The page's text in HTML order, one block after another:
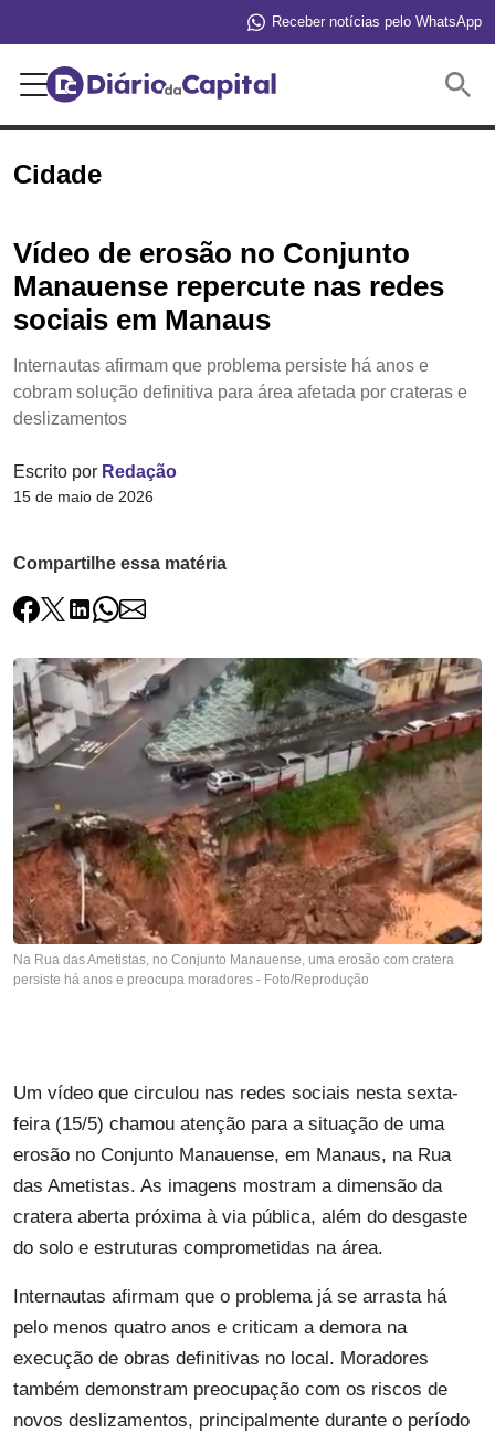
Receber notícias pelo WhatsApp
Cidade
Vídeo de erosão no Conjunto
Manauense repercute nas redes
sociais em Manaus
Internautas afirmam que problema persiste há anos e
cobram solução definitiva para área afetada por crateras e
deslizamentos
Escrito por Redação
15 de maio de 2026
Compartilhe essa matéria
Na Rua das Ametistas, no Conjunto Manauense, uma erosão com cratera
persiste há anos e preocupa moradores - Foto/Reprodução
Um vídeo que circulou nas redes sociais nesta sexta-
feira (15/5) chamou atenção para a situação de uma
erosão no Conjunto Manauense, em Manaus, na Rua
das Ametistas. As imagens mostram a dimensão da
cratera aberta próxima à via pública, além do desgaste
do solo e estruturas comprometidas na área.
Internautas afirmam que o problema já se arrasta há
pelo menos quatro anos e criticam a demora na
execução de obras definitivas no local. Moradores
também demonstram preocupação com os riscos de
novos deslizamentos, principalmente durante o período